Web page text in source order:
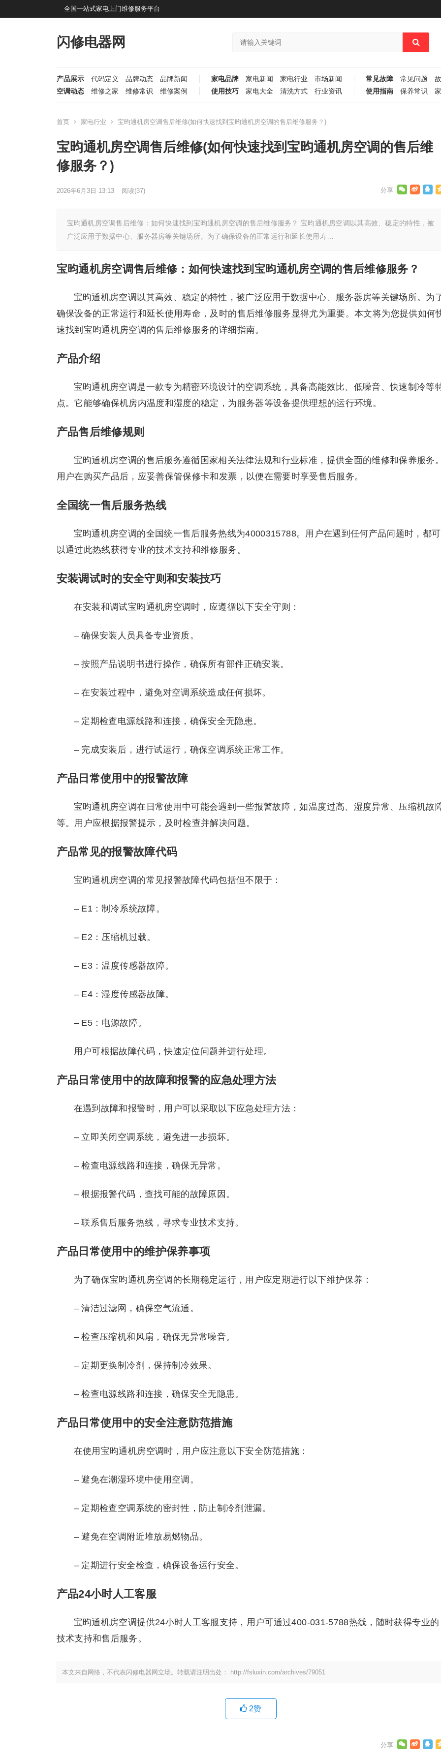
全国一站式家电上门维修服务平台
闪修电器网
产品展示 代码定义 品牌动态 品牌新闻 家电品牌 家电新闻 家电行业 市场新闻 常见故障 常见问题
空调动态
维修之家 维修常识 维修案例 使用技巧 家电大全 清洗方式 行业资讯 使用指南 保养常识
首页 家电行业 宝昀通机房空调售后维修(如何快速找到宝昀通机房空调的售后维修服务？)
宝昀通机房空调售后维修(如何快速找到宝昀通机房空调的售后维
修服务？)
2026年6月3日 13:13 阅读(37)
宝昀通机房空调售后维修：如何快速找到宝昀通机房空调的售后维修服务？ 宝昀通机房空调以其高效、稳定的特性，被
广泛应用于数据中心、服务器房等关键场所。为了确保设备的正常运行和延长使用寿…
宝昀通机房空调售后维修：如何快速找到宝昀通机房空调的售后维修服务？
宝昀通机房空调以其高效、稳定的特性，被广泛应用于数据中心、服务器房等关键场所。为
确保设备的正常运行和延长使用寿命，及时的售后维修服务显得尤为重要。本文将为您提供如何
速找到宝昀通机房空调的售后维修服务的详细指南。
产品介绍
宝昀通机房空调是一款专为精密环境设计的空调系统，具备高能效比、低噪音、快速制冷等
点。它能够确保机房内温度和湿度的稳定，为服务器等设备提供理想的运行环境。
产品售后维修规则
宝昀通机房空调的售后服务遵循国家相关法律法规和行业标准，提供全面的维修和保养服务
用户在购买产品后，应妥善保管保修卡和发票，以便在需要时享受售后服务。
全国统一售后服务热线
宝昀通机房空调的全国统一售后服务热线为4000315788。用户在遇到任何产品问题时，都可
以通过此热线获得专业的技术支持和维修服务。
安装调试时的安全守则和安装技巧
在安装和调试宝昀通机房空调时，应遵循以下安全守则：
– 确保安装人员具备专业资质。
– 按照产品说明书进行操作，确保所有部件正确安装。
– 在安装过程中，避免对空调系统造成任何损坏。
– 定期检查电源线路和连接，确保安全无隐患。
– 完成安装后，进行试运行，确保空调系统正常工作。
产品日常使用中的报警故障
宝昀通机房空调在日常使用中可能会遇到一些报警故障，如温度过高、湿度异常、压缩机故
等。用户应根据报警提示，及时检查并解决问题。
产品常见的报警故障代码
宝昀通机房空调的常见报警故障代码包括但不限于：
– E1：制冷系统故障。
– E2：压缩机过载。
– E3：温度传感器故障。
– E4：湿度传感器故障。
– E5：电源故障。
用户可根据故障代码，快速定位问题并进行处理。
产品日常使用中的故障和报警的应急处理方法
在遇到故障和报警时，用户可以采取以下应急处理方法：
– 立即关闭空调系统，避免进一步损坏。
– 检查电源线路和连接，确保无异常。
– 根据报警代码，查找可能的故障原因。
– 联系售后服务热线，寻求专业技术支持。
产品日常使用中的维护保养事项
为了确保宝昀通机房空调的长期稳定运行，用户应定期进行以下维护保养：
– 清洁过滤网，确保空气流通。
– 检查压缩机和风扇，确保无异常噪音。
– 定期更换制冷剂，保持制冷效果。
– 检查电源线路和连接，确保安全无隐患。
产品日常使用中的安全注意防范措施
在使用宝昀通机房空调时，用户应注意以下安全防范措施：
– 避免在潮湿环境中使用空调。
– 定期检查空调系统的密封性，防止制冷剂泄漏。
– 避免在空调附近堆放易燃物品。
– 定期进行安全检查，确保设备运行安全。
产品24小时人工客服
宝昀通机房空调提供24小时人工客服支持，用户可通过400-031-5788热线，随时获得专业的
技术支持和售后服务。
本文来自网络，不代表闪修电器网立场。转载请注明出处： http://fsluxin.com/archives/79051
2赞